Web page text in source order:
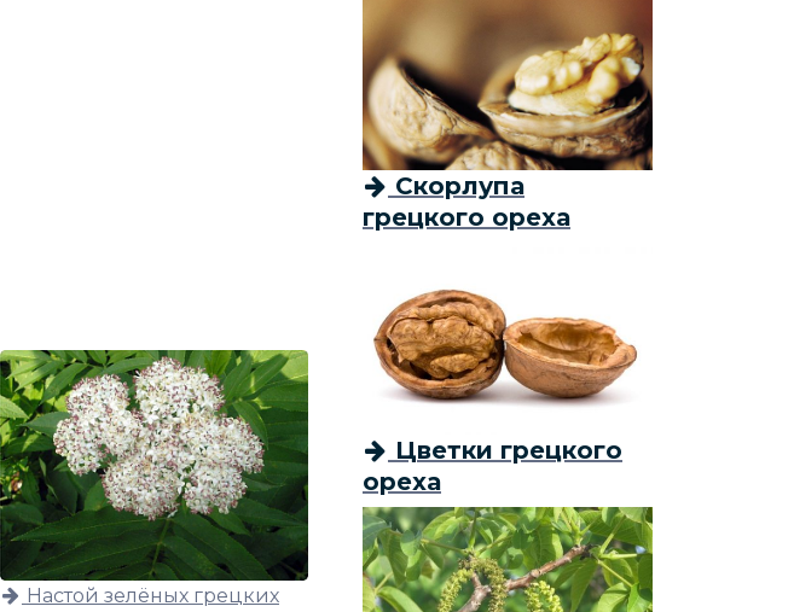
Настой зелёных грецких
Скорлупа
грецкого ореха
Цветки грецкого
ореха